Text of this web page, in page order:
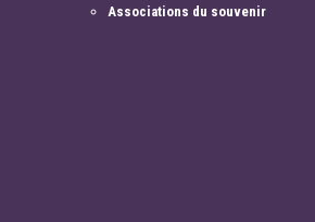
Associations du souvenir